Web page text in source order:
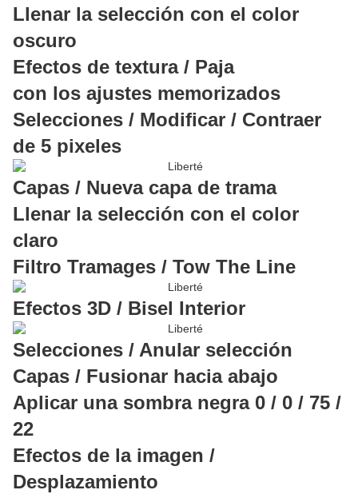
Llenar la selección con el color
oscuro
Efectos de textura / Paja
con los ajustes memorizados
Selecciones / Modificar / Contraer
de 5 pixeles
Capas / Nueva capa de trama
Llenar la selección con el color
claro
Filtro Tramages / Tow The Line
Efectos 3D / Bisel Interior
Selecciones / Anular selección
Capas / Fusionar hacia abajo
Aplicar una sombra negra 0 / 0 / 75 /
22
Efectos de la imagen /
Desplazamiento